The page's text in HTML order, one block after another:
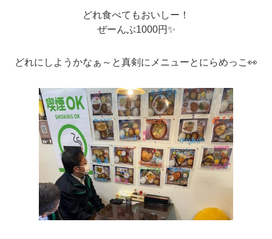
どれ食べてもおいしー！
ぜーんぶ1000円✨
どれにしようかなぁ～と真剣にメニューとにらめっこ👀